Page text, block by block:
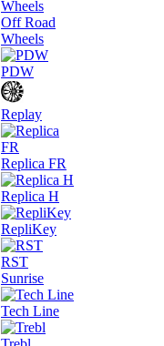
Off Road
Wheels
PDW
Replay
Replica FR
Replica H
RepliKey
RST
Sunrise
Tech Line